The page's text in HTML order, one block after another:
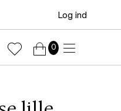
Log ind
0